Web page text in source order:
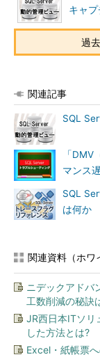
キャ
過
関連記事
SQL
「
マンス
SQL
は何か
関連資料（ホワ
ニデックアドバ
工数削減の秘訣
JR西日本ITソリ
した方法とは?
Excel・紙帳票